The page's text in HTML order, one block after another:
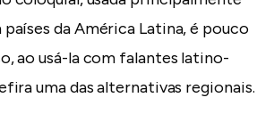
países da América Latina, é pouco
ao usá-la com falantes latino-
uma das alternativas regionais.